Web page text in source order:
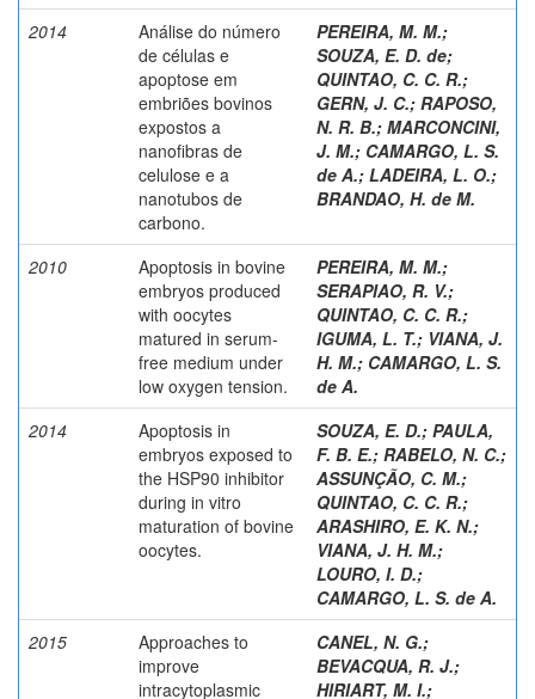
2014
Análise do número
de células e
apoptose em
embriões bovinos
expostos a
nanofibras de
celulose e a
nanotubos de
carbono.
PEREIRA, M. M.;
SOUZA, E. D. de;
QUINTAO, C. C. R.;
GERN, J. C.; RAPOSO,
N. R. B.; MARCONCINI,
J. M.; CAMARGO, L. S.
de A.; LADEIRA, L. O.;
BRANDAO, H. de M.
2010
Apoptosis in bovine
embryos produced
with oocytes
matured in serum-
free medium under
low oxygen tension.
PEREIRA, M. M.;
SERAPIAO, R. V.;
QUINTAO, C. C. R.;
IGUMA, L. T.; VIANA, J.
H. M.; CAMARGO, L. S.
de A.
2014
Apoptosis in
embryos exposed to
the HSP90 inhibitor
during in vitro
maturation of bovine
oocytes.
SOUZA, E. D.; PAULA,
F. B. E.; RABELO, N. C.;
ASSUNÇÃO, C. M.;
QUINTAO, C. C. R.;
ARASHIRO, E. K. N.;
VIANA, J. H. M.;
LOURO, I. D.;
CAMARGO, L. S. de A.
2015
Approaches to
improve
intracytoplasmic
CANEL, N. G.;
BEVACQUA, R. J.;
HIRIART, M. I.;